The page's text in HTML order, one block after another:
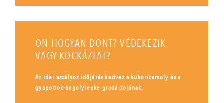
ÖN HOGYAN DÖNT? VÉDEKEZIK
VAGY KOCKÁZTAT?
Az idei aszályos időjárás kedvez a kukoricamoly és a
gyapottok-bagolylepke gradációjának.